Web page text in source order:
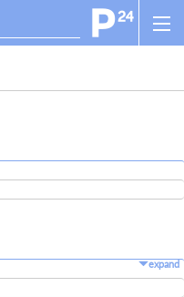
expand